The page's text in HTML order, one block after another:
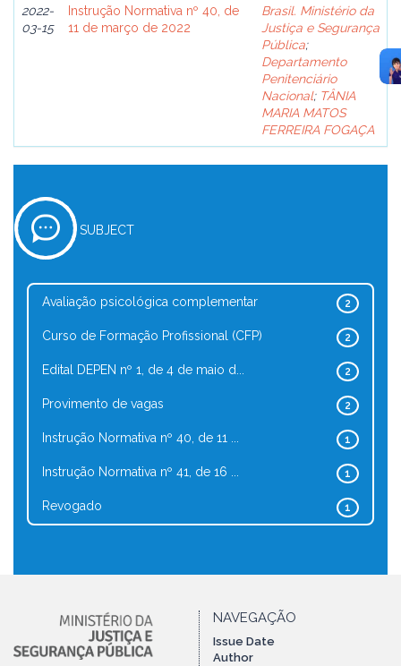
2022-
03-15
Instrução Normativa nº 40, de
11 de março de 2022
Brasil. Ministério da
Justiça e Segurança
Pública;
Departamento
Penitenciário
Nacional; TÂNIA
MARIA MATOS
FERREIRA FOGAÇA
SUBJECT
2
Avaliação psicológica complementar
2
Curso de Formação Profissional (CFP)
2
Edital DEPEN nº 1, de 4 de maio d...
2
Provimento de vagas
1
Instrução Normativa nº 40, de 11 ...
1
Instrução Normativa nº 41, de 16 ...
1
Revogado
NAVEGAÇÃO
Issue Date
Author